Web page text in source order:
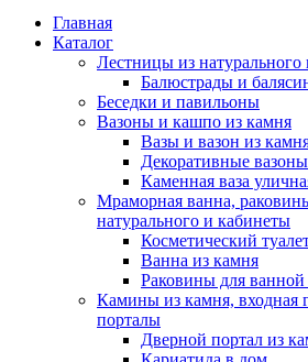
Главная
Каталог
Лестницы из натурального
Балюстрады и
Беседки и павильоны
Вазоны и кашпо из камня
Вазы и вазон из
Декоративные
Каменная ваза
Мраморная ванна,
натурального и кабинеты
Косметический
Ванна из камня
Раковины для ванной
Камины из камня, входная
порталы
Дверной портал из